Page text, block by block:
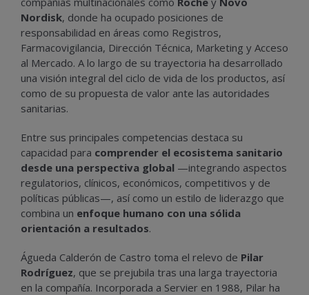
Nordisk, donde ha ocupado posiciones de
responsabilidad en áreas como Registros,
Farmacovigilancia, Dirección Técnica, Marketing y Acceso
al Mercado. A lo largo de su trayectoria ha desarrollado
una visión integral del ciclo de vida de los productos, así
como de su propuesta de valor ante las autoridades
sanitarias.
Entre sus principales competencias destaca su
capacidad para comprender el ecosistema sanitario
desde una perspectiva global —integrando aspectos
regulatorios, clínicos, económicos, competitivos y de
políticas públicas—, así como un estilo de liderazgo que
combina un enfoque humano con una sólida
orientación a resultados.
Águeda Calderón de Castro toma el relevo de Pilar
Rodríguez, que se prejubila tras una larga trayectoria
en la compañía. Incorporada a Servier en 1988, Pilar ha